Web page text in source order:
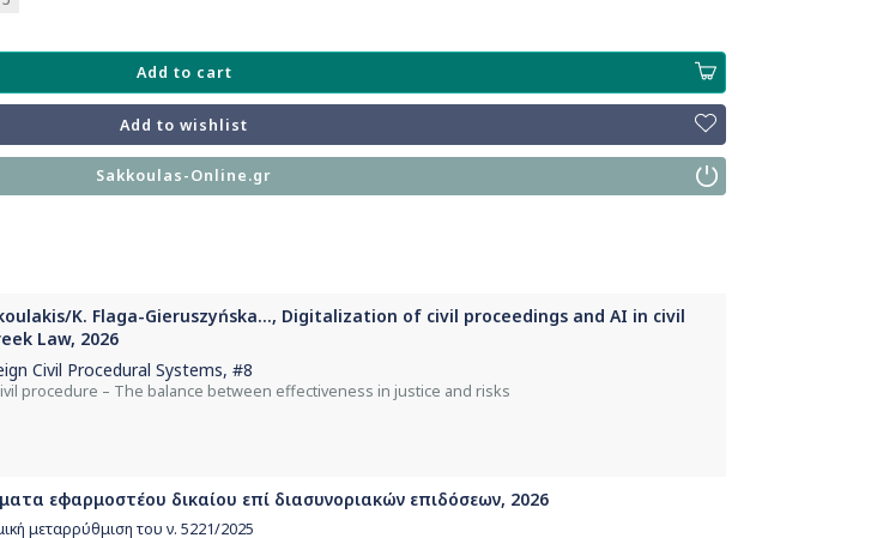
Add to cart
Add to wishlist
Sakkoulas-Online.gr
K. Flaga-Gieruszyńska..., Digitalization of civil proceedings and AI in civil
Law, 2026
Civil Procedural Systems, #8
procedure – The balance between effectiveness in justice and risks
εφαρμοστέου δικαίου επί διασυνοριακών επιδόσεων, 2026
μεταρρύθμιση του ν. 5221/2025